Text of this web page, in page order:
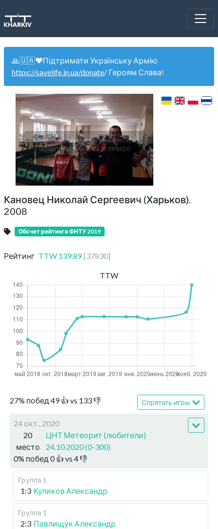
🙏🇺🇦❤️Підтримати Українську Армію
https://savelife.in.ua/donate/ Героям Слава!
Командный чемпионат Харьковской
области Первая Лига 2019-2020
Кановец Николай Сергеевич (Харьков).
2008
Обсчет рейтинга ФНТУ 2019
Рейтинг TTW 139.89 [37830]
27% побед 49👍 vs 133👎 Спрятать игры
24 окт., 2020
20
место
ЦНТ Метеорит (любители)
24.10.2020 (0-300)
0% побед 0👍 vs 4👎
Группа 1
1:3 Куликов Александр
Группа 1
2:3 Павлищук Александр
TTW